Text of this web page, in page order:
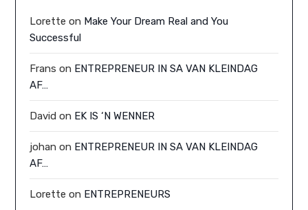
Lorette on Make Your Dream Real and You
Successful
Frans on ENTREPRENEUR IN SA VAN KLEINDAG
AF…
David on EK IS ‘N WENNER
johan on ENTREPRENEUR IN SA VAN KLEINDAG
AF…
Lorette on ENTREPRENEURS